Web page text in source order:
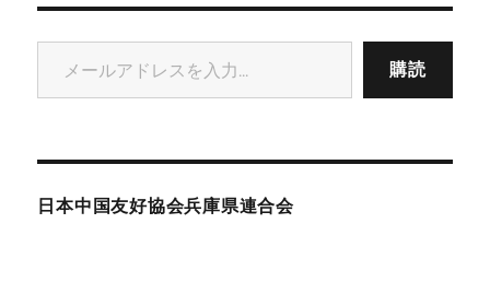
メールアドレスを入力...
購読
日本中国友好協会兵庫県連合会